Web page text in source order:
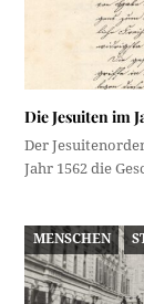
Die Jesuiten im
Der
Jahr 1562 die
MENSCHEN